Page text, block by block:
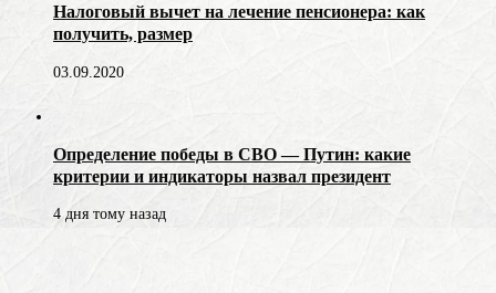
Налоговый вычет на лечение пенсионера: как
получить, размер
03.09.2020
Определение победы в СВО — Путин: какие
критерии и индикаторы назвал президент
4 дня тому назад